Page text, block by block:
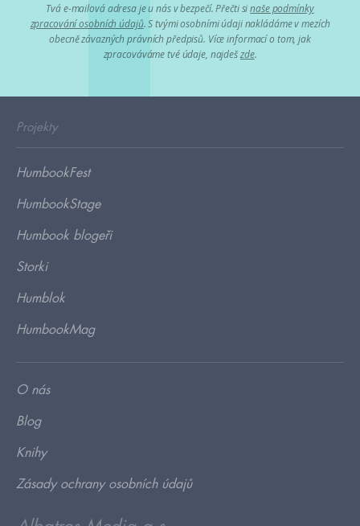
Tvá e-mailová adresa je u nás v bezpečí. Přečti sinaše podmínky
zpracování osobních údajů. S tvými osobními údaji nakládáme v mezích
obecně závazných právních předpisů. Více informací o tom, jak
zpracováváme tvé údaje, najdešzde.
Projekty
HumbookFest
HumbookStage
Humbook blogeři
Storki
Humblok
HumbookMag
O nás
Blog
Knihy
Zásady ochrany osobních údajů